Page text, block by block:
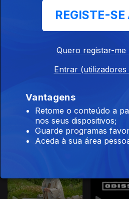
Este conteúdo faz
REGISTE-SE
Quero registar-me
Entrar (utilizadores
Vantagens
Retome o conteúdo a
nos seus dispositivos;
Guarde programas
Aceda à sua área